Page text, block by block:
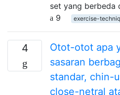
set yang berbeda
9
exercise-
4
Otot-otot apa
sasaran
standar, chin-
close-netral